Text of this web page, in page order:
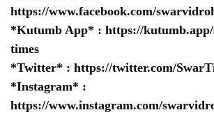
https://www.facebook.com/
*Kutumb App* : https://
times
*Twitter* : https://twitter.com/
*Instagram* :
https://www.instagram.com/